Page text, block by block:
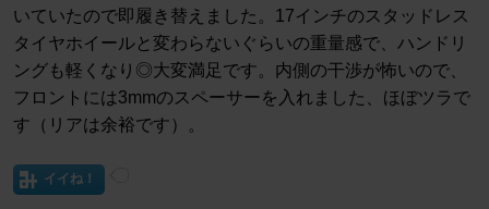
いていたので即履き替えました。17インチのスタッドレス
タイヤホイールと変わらないぐらいの重量感で、ハンドリ
ングも軽くなり◎大変満足です。内側の干渉が怖いので、
フロントには3mmのスペーサーを入れました、ほぼツラで
す（リアは余裕です）。
イイね！